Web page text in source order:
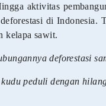
aktivitas
di Indonesia.
kelapa sawit.
deforestasi
peduli dengan